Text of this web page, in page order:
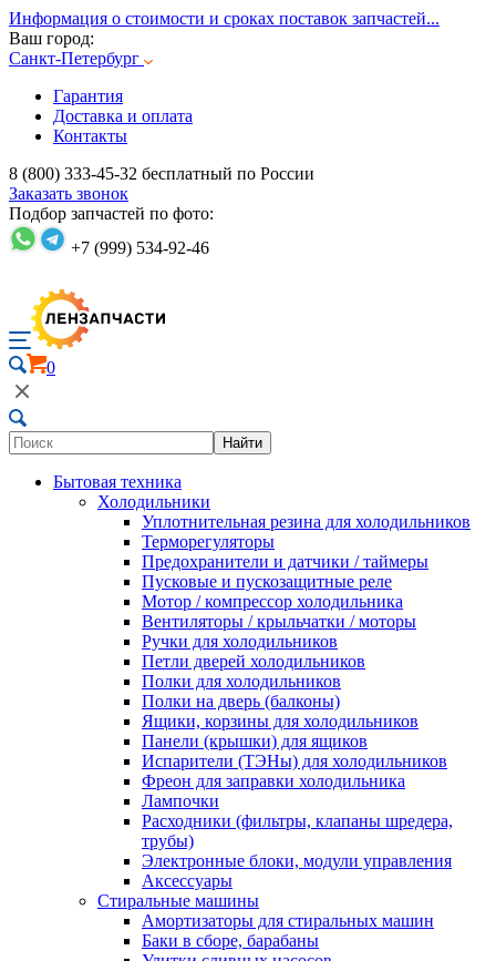
Информация о стоимости и сроках поставок запчастей...
Ваш город:
Санкт-Петербург
Гарантия
Доставка и оплата
Контакты
8 (800) 333-45-32 бесплатный по России
Заказать звонок
Подбор запчастей по фото:
+7 (999) 534-92-46
0
Найти
Бытовая техника
Холодильники
Уплотнительная резина для холодильников
Терморегуляторы
Предохранители и датчики / таймеры
Пусковые и пускозащитные реле
Мотор / компрессор холодильника
Вентиляторы / крыльчатки / моторы
Ручки для холодильников
Петли дверей холодильников
Полки для холодильников
Полки на дверь (балконы)
Ящики, корзины для холодильников
Панели (крышки) для ящиков
Испарители (ТЭНы) для холодильников
Фреон для заправки холодильника
Лампочки
Расходники (фильтры, клапаны шредера,
трубы)
Электронные блоки, модули управления
Аксессуары
Стиральные машины
Амортизаторы для стиральных машин
Баки в сборе, барабаны